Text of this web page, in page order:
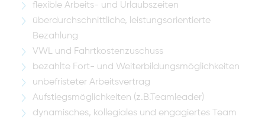
flexible Arbeits- und Urlaubszeiten
überdurchschnittliche, leistungsorientierte
Bezahlung
VWL und Fahrtkostenzuschuss
bezahlte Fort- und Weiterbildungsmöglichkeiten
unbefristeter Arbeitsvertrag
Aufstiegsmöglichkeiten (z.B.Teamleader)
dynamisches, kollegiales und engagiertes Team